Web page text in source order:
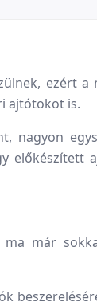
ezért
ajtótokot is.
nagyon
már